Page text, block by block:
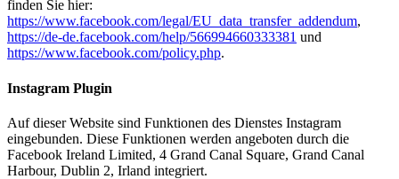
finden Sie hier:
https://www.facebook.com/legal/EU_data_transfer_addendum,
https://de-de.facebook.com/help/566994660333381 und
https://www.facebook.com/policy.php.
Instagram Plugin
Auf dieser Website sind Funktionen des Dienstes Instagram
eingebunden. Diese Funktionen werden angeboten durch die
Facebook Ireland Limited, 4 Grand Canal Square, Grand Canal
Harbour, Dublin 2, Irland integriert.